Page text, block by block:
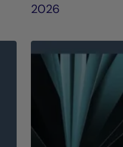
2026